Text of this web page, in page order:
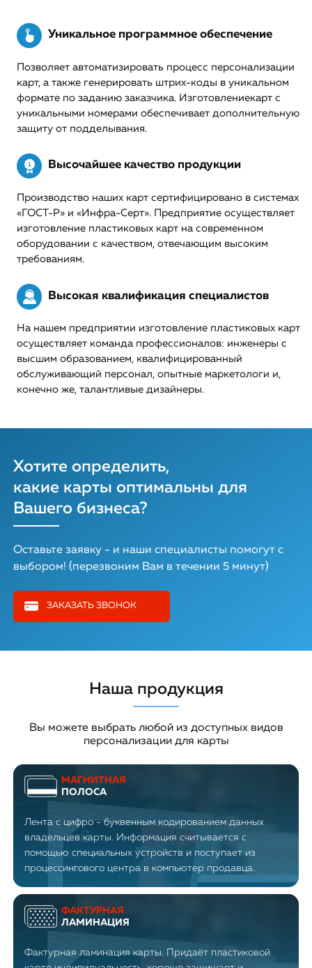
Уникальное программное обеспечение
Позволяет автоматизировать процесс персонализации
карт, а также генерировать штрих-коды в уникальном
формате по заданию заказчика. Изготовлениекарт с
уникальными номерами обеспечивает дополнительную
защиту от подделывания.
Высочайшее качество продукции
Производство наших карт сертифицировано в системах
«ГОСТ-Р» и «Инфра-Серт». Предприятие осуществляет
изготовление пластиковых карт на современном
оборудовании с качеством, отвечающим высоким
требованиям.
Высокая квалификация специалистов
На нашем предприятии изготовление пластиковых карт
осуществляет команда профессионалов: инженеры с
высшим образованием, квалифицированный
обслуживающий персонал, опытные маркетологи и,
конечно же, талантливые дизайнеры.
Хотите определить,
какие карты оптимальны для
Вашего бизнеса?
Оставьте заявку - и наши специалисты помогут с
выбором! (перезвоним Вам в течении 5 минут)
ЗАКАЗАТЬ ЗВОНОК
Наша продукция
Вы можете выбрать любой из доступных видов
персонализации для карты
МАГНИТНАЯ
ПОЛОСА
Лента с цифро - буквенным кодированием данных
владельцев карты. Информация считывается с
помощью специальных устройств и поступает из
процессингового центра в компьютер продавца.
ФАКТУРНАЯ
ЛАМИНАЦИЯ
Фактурная ламинация карты. Придаёт пластиковой